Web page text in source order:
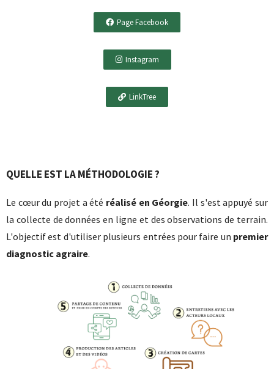
Page Facebook
Instagram
LinkTree
QUELLE EST LA MÉTHODOLOGIE ?
Le cœur du projet a été réalisé en Géorgie. Il s'est appuyé sur
la collecte de données en ligne et des observations de terrain.
L'objectif est d'utiliser plusieurs entrées pour faire un premier
diagnostic agraire.